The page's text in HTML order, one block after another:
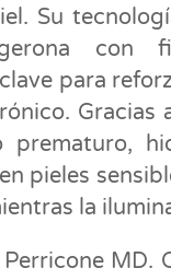
Su
con
para
Gracias
prematuro,
pieles
la
MD.